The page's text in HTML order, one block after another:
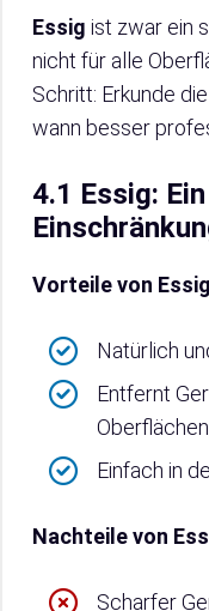
Essig ist zwar ein
nicht für alle
Schritt: Erkunde
wann besser
4.1 Essig:
Vorteile von
Natürlich
Entfernt
Oberflächen
Einfach in
Nachteile von
Scharfer